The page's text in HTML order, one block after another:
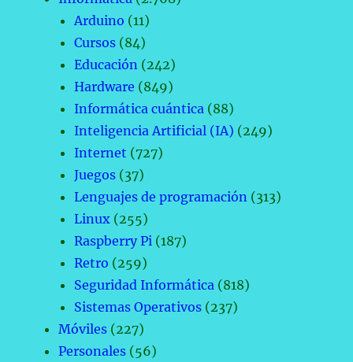
Arduino (11)
Cursos (84)
Educación (242)
Hardware (849)
Informática cuántica (88)
Inteligencia Artificial (IA) (249)
Internet (727)
Juegos (37)
Lenguajes de programación (313)
Linux (255)
Raspberry Pi (187)
Retro (259)
Seguridad Informática (818)
Sistemas Operativos (237)
Móviles (227)
Personales (56)